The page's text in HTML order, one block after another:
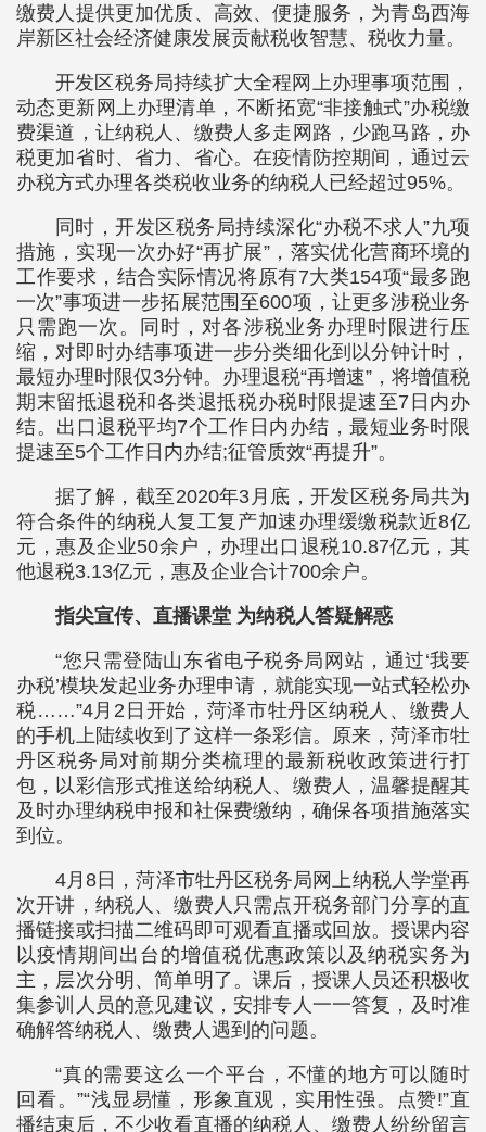
缴费人提供更加优质、高效、便捷服务，为青岛西海
岸新区社会经济健康发展贡献税收智慧、税收力量。
开发区税务局持续扩大全程网上办理事项范围，
动态更新网上办理清单，不断拓宽“非接触式”办税缴
费渠道，让纳税人、缴费人多走网路，少跑马路，办
税更加省时、省力、省心。在疫情防控期间，通过云
办税方式办理各类税收业务的纳税人已经超过95%。
同时，开发区税务局持续深化“办税不求人”九项
措施，实现一次办好“再扩展”，落实优化营商环境的
工作要求，结合实际情况将原有7大类154项“最多跑
一次”事项进一步拓展范围至600项，让更多涉税业务
只需跑一次。同时，对各涉税业务办理时限进行压
缩，对即时办结事项进一步分类细化到以分钟计时，
最短办理时限仅3分钟。办理退税“再增速”，将增值税
期末留抵退税和各类退抵税办税时限提速至7日内办
结。出口退税平均7个工作日内办结，最短业务时限
提速至5个工作日内办结;征管质效“再提升”。
据了解，截至2020年3月底，开发区税务局共为
符合条件的纳税人复工复产加速办理缓缴税款近8亿
元，惠及企业50余户，办理出口退税10.87亿元，其
他退税3.13亿元，惠及企业合计700余户。
指尖宣传、直播课堂 为纳税人答疑解惑
“您只需登陆山东省电子税务局网站，通过‘我要
办税’模块发起业务办理申请，就能实现一站式轻松办
税……”4月2日开始，菏泽市牡丹区纳税人、缴费人
的手机上陆续收到了这样一条彩信。原来，菏泽市牡
丹区税务局对前期分类梳理的最新税收政策进行打
包，以彩信形式推送给纳税人、缴费人，温馨提醒其
及时办理纳税申报和社保费缴纳，确保各项措施落实
到位。
4月8日，菏泽市牡丹区税务局网上纳税人学堂再
次开讲，纳税人、缴费人只需点开税务部门分享的直
播链接或扫描二维码即可观看直播或回放。授课内容
以疫情期间出台的增值税优惠政策以及纳税实务为
主，层次分明、简单明了。课后，授课人员还积极收
集参训人员的意见建议，安排专人一一答复，及时准
确解答纳税人、缴费人遇到的问题。
“真的需要这么一个平台，不懂的地方可以随时
回看。”“浅显易懂，形象直观，实用性强。点赞!”直
播结束后，不少收看直播的纳税人、缴费人纷纷留言